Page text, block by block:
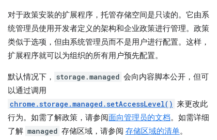
对于政策安装的扩展程序，托管存储空间是只读的。它由系
统管理员使用开发者定义的架构和企业政策进行管理。政策
类似于选项，但由系统管理员而不是用户进行配置。这样，
扩展程序就可以为组织的所有用户预先配置。
默认情况下， storage.managed 会向内容脚本公开，但可
以通过调用
chrome.storage.managed.setAccessLevel() 来更改此
行为。如需了解政策，请参阅面向管理员的文档。如需详细
了解 managed 存储区域，请参阅 存储区域的清单。